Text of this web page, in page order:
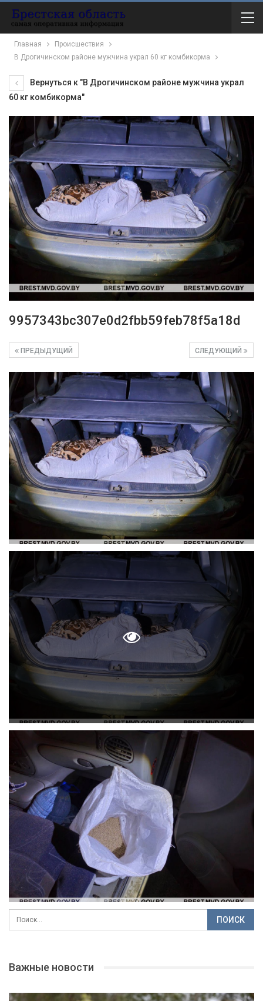
Главная
Происшествия
В Дрогичинском районе мужчина украл 60 кг комбикорма
Вернуться к "В Дрогичинском районе мужчина украл
60 кг комбикорма"
9957343bc307e0d2fbb59feb78f5a18d
СЛЕДУЮЩИЙ
ПРЕДЫДУЩИЙ
Важные новости